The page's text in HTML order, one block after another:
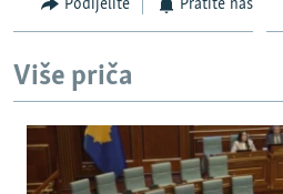
Podijelite Pratite nas
Više priča